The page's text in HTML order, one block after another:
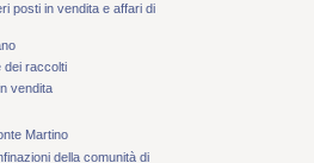
posti in vendita e affari di
dei raccolti
vendita
Martino
della comunità di